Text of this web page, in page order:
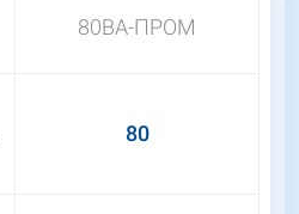
80ВА-ПРОМ
80